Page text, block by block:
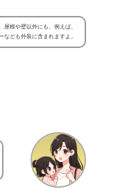
屋根や壁以外にも、例えば、
なども外装に含まれますよ。